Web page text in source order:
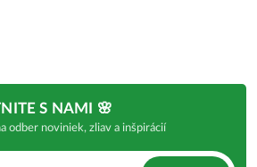
S NAMI 🌸
odber noviniek, zliav a inšpirácií